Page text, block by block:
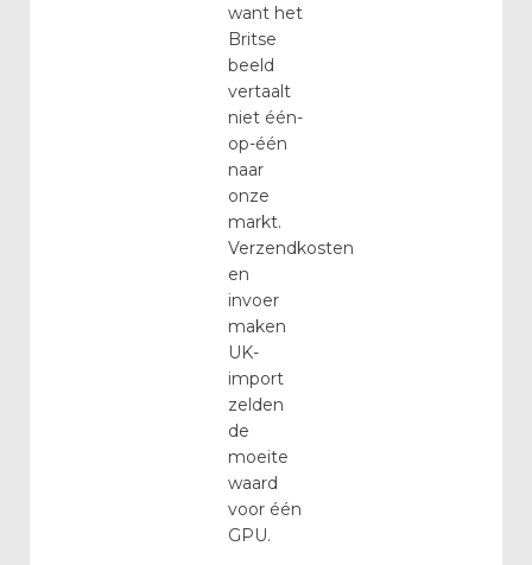
want het
Britse
beeld
vertaalt
niet één-
op-één
naar
onze
markt.
Verzendkosten
en
invoer
maken
UK-
import
zelden
de
moeite
waard
voor één
GPU.